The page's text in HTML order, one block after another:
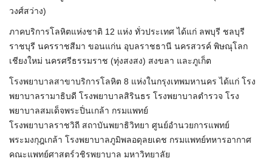
วงศ์สว่าง)
ภาคบริการโลหิตแห่งชาติ 12 แห่ง ทั่วประเทศ ได้แก่ ลพบุรี ชลบุรี
ราชบุรี นครราชสีมา ขอนแก่น อุบลราชธานี นครสวรค์ พิษณุโลก
เชียงใหม่ นครศรีธรรมราช (ทุ่งสงสง) สงขลา และภูเก็ต
โรงพยาบาลสาขาบริการโลหิต 8 แห่งในกรุงเทพมหานคร ได้แก่ โรง
พยาบาลรามาธิบดี โรงพยาบาลสิรินธร โรงพยาบาลตำรวจ โรง
พยาบาลสมเด็จพระปิ่นเกล้า กรมแพทย์
โรงพยาบาลราชวิถี สถาบันพยาธิวิทยา ศูนย์อำนวยการแพทย์
พระมงกุฎเกล้า โรงพยาบาลภูมิพลอดุลยเดช กรมแพทย์ทหารอากาศ
คณะแพทย์ศาสตร์วชิรพยาบาล มหาวิทยาลัย